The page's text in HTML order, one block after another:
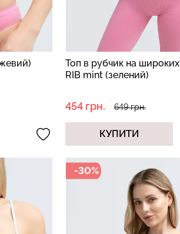
Топ в рубчик на
RIB mint (зелений)
454 грн. 649 грн.
КУПИТИ
-30%